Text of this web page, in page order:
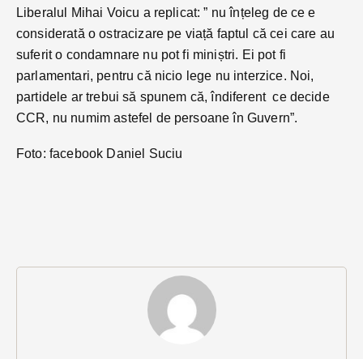
Liberalul Mihai Voicu a replicat: ” nu înțeleg de ce e
considerată o ostracizare pe viață faptul că cei care au
suferit o condamnare nu pot fi miniștri. Ei pot fi
parlamentari, pentru că nicio lege nu interzice. Noi,
partidele ar trebui să spunem că, îndiferent ce decide
CCR, nu numim astefel de persoane în Guvern”.
Foto: facebook Daniel Suciu